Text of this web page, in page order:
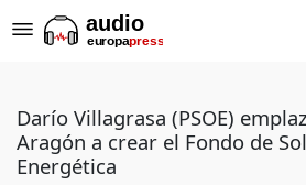
Darío Villagrasa (PSOE)
Aragón a crear el Fondo de
Energética